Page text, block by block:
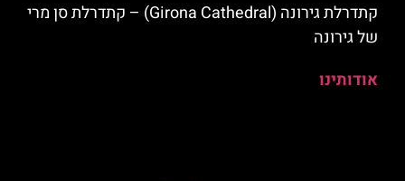
קתדרלת גירונה (Girona Cathedral) – קתדרלת סן מרי
של גירונה
אודותינו